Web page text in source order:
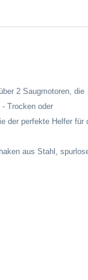
2 Saugmotoren, die
Trocken oder
der perfekte Helfer für
aus Stahl,